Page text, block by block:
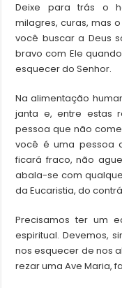
Deixe para trás o
milagres, curas, mas
você buscar a Deus
bravo com Ele
esquecer do Senhor.
Na alimentação
janta e, entre estas
pessoa que não
você é uma pessoa
ficará fraco, não
abala-se com
da Eucaristia, do
Precisamos ter um
espiritual. Devemos,
nos esquecer de nos
rezar uma Ave Maria,